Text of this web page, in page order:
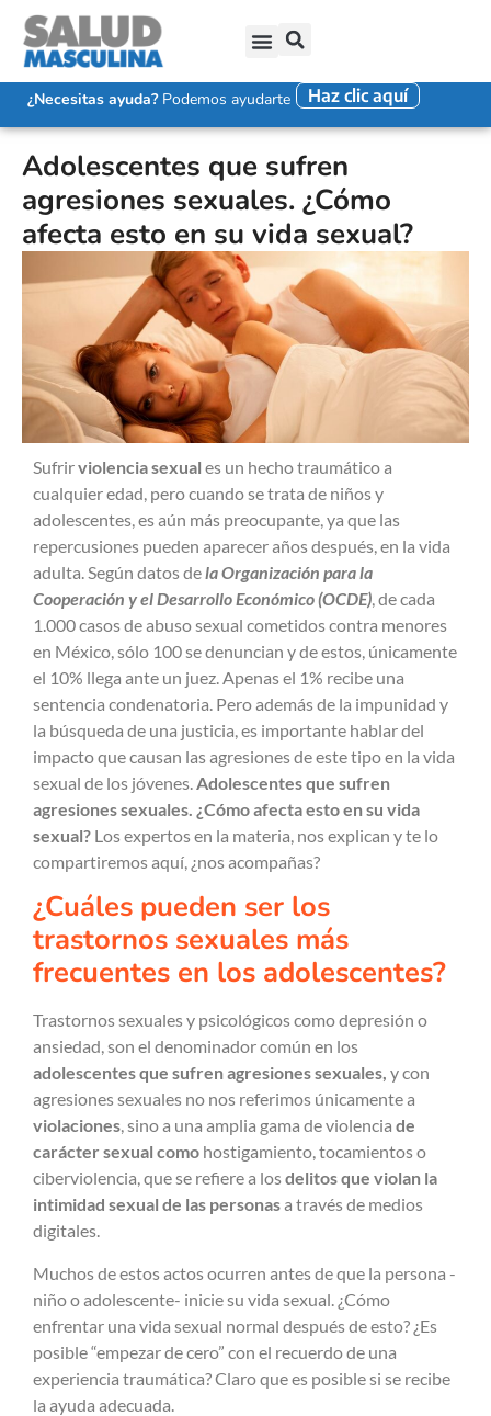
¿Necesitas ayuda?Podemos ayudarte Haz clic aquí
Adolescentes que sufren
agresiones sexuales. ¿Cómo
afecta esto en su vida sexual?
Sufrirviolencia sexual es un hecho traumático a
cualquier edad, pero cuando se trata de niños y
adolescentes, es aún más preocupante, ya que las
repercusiones pueden aparecer años después, en la vida
adulta. Según datos dela Organización para la
Cooperación y el Desarrollo Económico (OCDE), de cada
1.000 casos de abuso sexual cometidos contra menores
en México, sólo 100 se denuncian y de estos, únicamente
el 10% llega ante un juez. Apenas el 1% recibe una
sentencia condenatoria. Pero además de la impunidad y
la búsqueda de una justicia, es importante hablar del
impacto que causan las agresiones de este tipo en la vida
sexual de los jóvenes.Adolescentes que sufren
agresiones sexuales. ¿Cómo afecta esto en su vida
sexual? Los expertosen la materia, nos explican y te lo
compartiremos aquí, ¿nos acompañas?
¿Cuáles pueden ser los
trastornos sexuales más
frecuentes en los adolescentes?
Trastornos sexuales y psicológicos como depresión o
ansiedad, son el denominador común en los
adolescentes que sufren agresiones sexuales, y con
agresiones sexuales no nos referimos únicamente a
violaciones, sino a una amplia gama de violencia de
carácter sexual como hostigamiento, tocamientos o
ciberviolencia, que se refiere a losdelitos que violan la
intimidad sexual de las personasa través de medios
digitales.
Muchos de estos actos ocurren antes de que la persona -
niño o adolescente- inicie su vida sexual. ¿Cómo
enfrentar una vida sexual normal después de esto? ¿Es
posible “empezar de cero” con el recuerdo de una
experiencia traumática? Claro que es posible si se recibe
la ayuda adecuada.